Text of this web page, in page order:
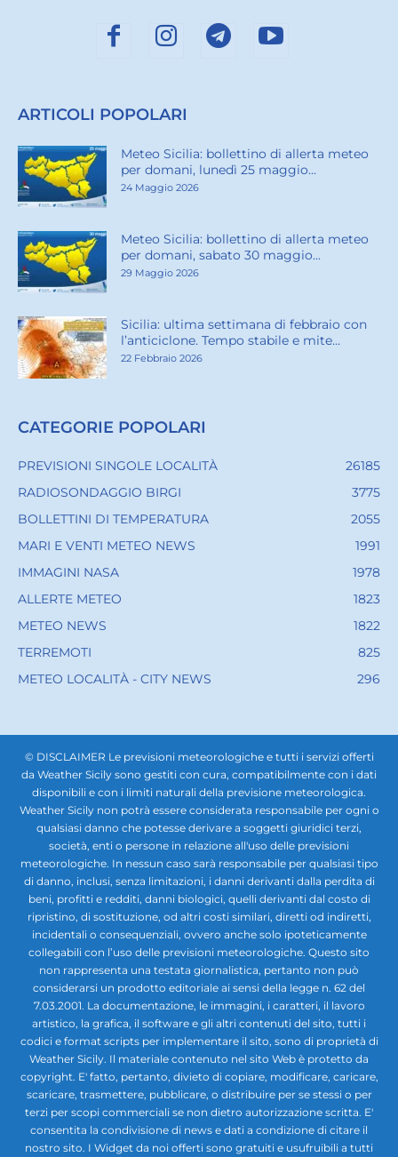
ARTICOLI POPOLARI
Meteo Sicilia: bollettino di allerta meteo
per domani, lunedì 25 maggio...
24 Maggio 2026
Meteo Sicilia: bollettino di allerta meteo
per domani, sabato 30 maggio...
29 Maggio 2026
Sicilia: ultima settimana di febbraio con
l’anticiclone. Tempo stabile e mite...
22 Febbraio 2026
CATEGORIE POPOLARI
PREVISIONI SINGOLE LOCALITÀ
26185
RADIOSONDAGGIO BIRGI
3775
BOLLETTINI DI TEMPERATURA
2055
MARI E VENTI METEO NEWS
1991
IMMAGINI NASA
1978
ALLERTE METEO
1823
METEO NEWS
1822
TERREMOTI
825
METEO LOCALITÀ - CITY NEWS
296
© DISCLAIMER Le previsioni meteorologiche e tutti i servizi offerti
da Weather Sicily sono gestiti con cura, compatibilmente con i dati
disponibili e con i limiti naturali della previsione meteorologica.
Weather Sicily non potrà essere considerata responsabile per ogni o
qualsiasi danno che potesse derivare a soggetti giuridici terzi,
società, enti o persone in relazione all'uso delle previsioni
meteorologiche. In nessun caso sarà responsabile per qualsiasi tipo
di danno, inclusi, senza limitazioni, i danni derivanti dalla perdita di
beni, profitti e redditi, danni biologici, quelli derivanti dal costo di
ripristino, di sostituzione, od altri costi similari, diretti od indiretti,
incidentali o consequenziali, ovvero anche solo ipoteticamente
collegabili con l’uso delle previsioni meteorologiche. Questo sito
non rappresenta una testata giornalistica, pertanto non può
considerarsi un prodotto editoriale ai sensi della legge n. 62 del
7.03.2001. La documentazione, le immagini, i caratteri, il lavoro
artistico, la grafica, il software e gli altri contenuti del sito, tutti i
codici e format scripts per implementare il sito, sono di proprietà di
Weather Sicily. Il materiale contenuto nel sito Web è protetto da
copyright. E' fatto, pertanto, divieto di copiare, modificare, caricare,
scaricare, trasmettere, pubblicare, o distribuire per se stessi o per
terzi per scopi commerciali se non dietro autorizzazione scritta. E'
consentita la condivisione di news e dati a condizione di citare il
nostro sito. I Widget da noi offerti sono gratuiti e usufruibili a tutti